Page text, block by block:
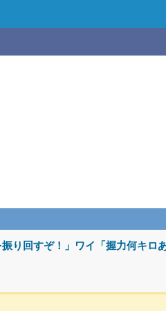
り回すぞ！」ワイ「握力何キロ